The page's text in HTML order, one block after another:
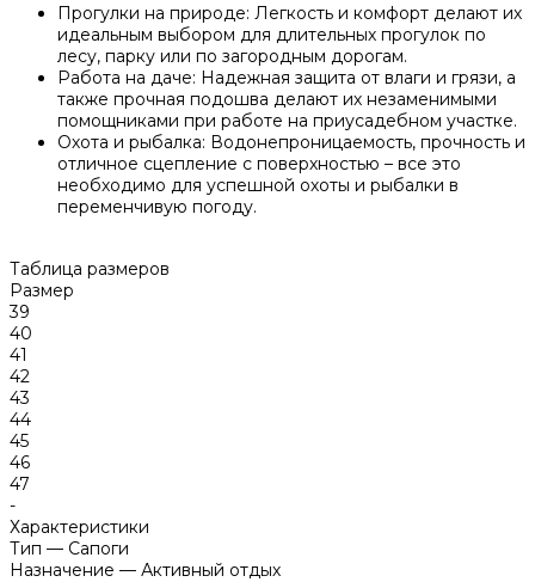
Прогулки на природе: Легкость и комфорт делают их
идеальным выбором для длительных прогулок по
лесу, парку или по загородным дорогам.
Работа на даче: Надежная защита от влаги и грязи, а
также прочная подошва делают их незаменимыми
помощниками при работе на приусадебном участке.
Охота и рыбалка: Водонепроницаемость, прочность и
отличное сцепление с поверхностью – все это
необходимо для успешной охоты и рыбалки в
переменчивую погоду.
Таблица размеров
Размер
39
40
41
42
43
44
45
46
47
-
Характеристики
Тип — Сапоги
Назначение — Активный отдых